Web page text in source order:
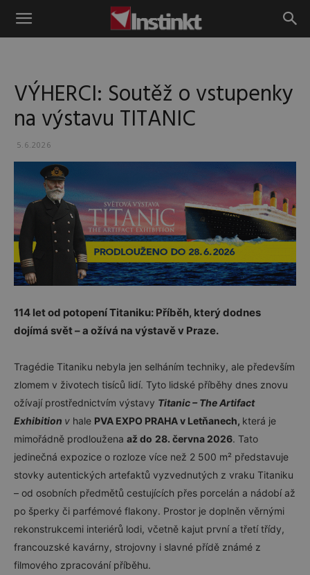
Instinkt
VÝHERCI: Soutěž o vstupenky
na výstavu TITANIC
5.6.2026
114 let od potopení Titaniku: Příběh, který dodnes
dojímá svět – a ožívá na výstavě v Praze.
Tragédie Titaniku nebyla jen selháním techniky, ale především
zlomem v životech tisíců lidí. Tyto lidské příběhy dnes znovu
ožívají prostřednictvím výstavy Titanic – The Artifact
Exhibition v hale PVA EXPO PRAHA v Letňanech, která je
mimořádně prodloužena až do 28. června 2026. Tato
jedinečná expozice o rozloze více než 2 500 m² představuje
stovky autentických artefaktů vyzvednutých z vraku Titaniku
– od osobních předmětů cestujících přes porcelán a nádobí až
po šperky či parfémové flakony. Prostor je doplněn věrnými
rekonstrukcemi interiérů lodi, včetně kajut první a třetí třídy,
francouzské kavárny, strojovny i slavné přídě známé z
filmového zpracování příběhu.